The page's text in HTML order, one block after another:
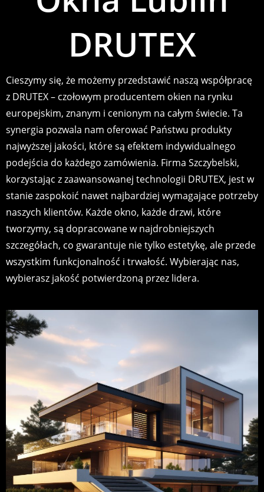
DRUTEX
Cieszymy się, że możemy przedstawić naszą współpracę
z DRUTEX – czołowym producentem okien na rynku
europejskim, znanym i cenionym na całym świecie. Ta
synergia pozwala nam oferować Państwu produkty
najwyższej jakości, które są efektem indywidualnego
podejścia do każdego zamówienia. Firma Szczybelski,
korzystając z zaawansowanej technologii DRUTEX, jest w
stanie zaspokoić nawet najbardziej wymagające potrzeby
naszych klientów. Każde okno, każde drzwi, które
tworzymy, są dopracowane w najdrobniejszych
szczegółach, co gwarantuje nie tylko estetykę, ale przede
wszystkim funkcjonalność i trwałość. Wybierając nas,
wybierasz jakość potwierdzoną przez lidera.